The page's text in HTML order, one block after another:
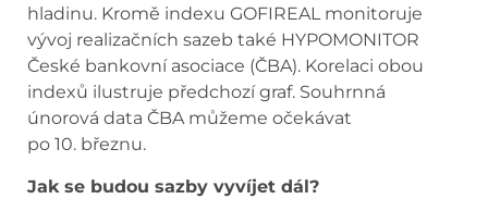
hladinu. Kromě indexu GOFIREAL monitoruje
vývoj realizačních sazeb také HYPOMONITOR
České bankovní asociace (ČBA). Korelaci obou
indexů ilustruje předchozí graf. Souhrnná
únorová data ČBA můžeme očekávat
po 10. březnu.
Jak se budou sazby vyvíjet dál?